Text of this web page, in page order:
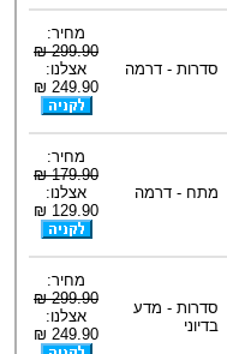
סדרות - דרמה
מחיר:
299.90 ₪
אצלנו:
249.90 ₪
מתח - דרמה
מחיר:
179.90 ₪
אצלנו:
129.90 ₪
סדרות - מדע
בדיוני
מחיר:
299.90 ₪
אצלנו:
249.90 ₪